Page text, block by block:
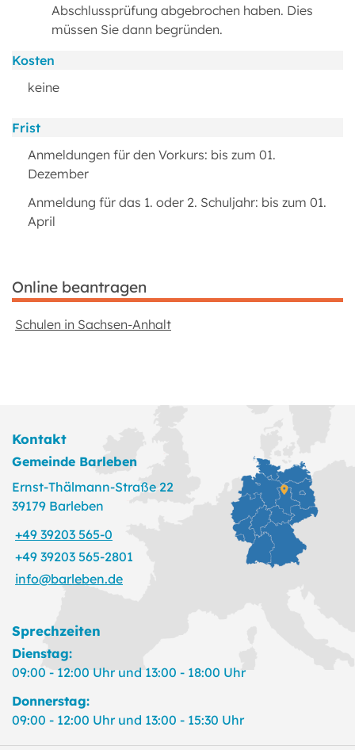
Abschlussprüfung abgebrochen haben. Dies
müssen Sie dann begründen.
Kosten
keine
Frist
Anmeldungen für den Vorkurs: bis zum 01.
Dezember
Anmeldung für das 1. oder 2. Schuljahr: bis zum 01.
April
Online beantragen
Schulen in Sachsen-Anhalt
Kontakt
Gemeinde Barleben
Ernst-Thälmann-Straße 22
39179 Barleben
+49 39203 565-0
+49 39203 565-2801
info@barleben.de
Sprechzeiten
Dienstag:
09:00 - 12:00 Uhr und 13:00 - 18:00 Uhr
Donnerstag:
09:00 - 12:00 Uhr und 13:00 - 15:30 Uhr